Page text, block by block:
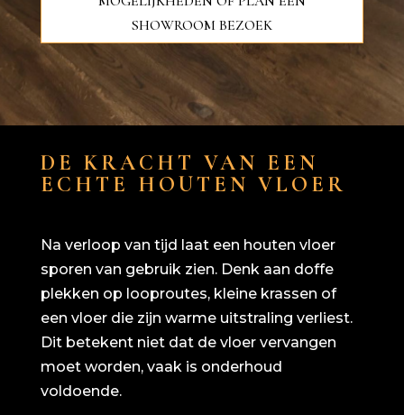
SHOWROOM BEZOEK
DE KRACHT VAN EEN
ECHTE HOUTEN VLOER
Na verloop van tijd laat een houten vloer
sporen van gebruik zien. Denk aan doffe
plekken op looproutes, kleine krassen of
een vloer die zijn warme uitstraling verliest.
Dit betekent niet dat de vloer vervangen
moet worden, vaak is onderhoud
voldoende.